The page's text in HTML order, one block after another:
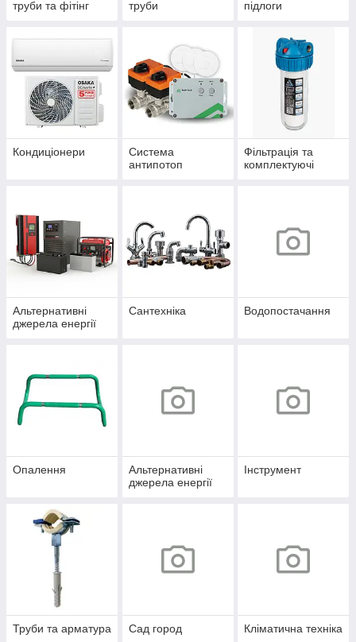
труби та фітінг
труби
підлоги
Кондиціонери
Система
антипотоп
Фільтрація та
комплектуючі
Альтернативні
джерела енергії
Сантехніка Водопостачання
Опалення
Альтернативні
джерела енергії
Інструмент
Труби та арматура Сад город Кліматична техніка